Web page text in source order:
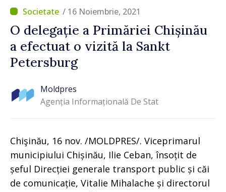
/ 16 Noiembrie, 2021
O delegație a Primăriei Chișinău
a efectuat o vizită la Sankt
Petersburg
Moldpres
Agenția Informațională De Stat
Chişinău, 16 nov. /MOLDPRES/. Viceprimarul
municipiului Chișinău, Ilie Ceban, însoțit de
șeful Direcției generale transport public și căi
de comunicație, Vitalie Mihalache și directorul